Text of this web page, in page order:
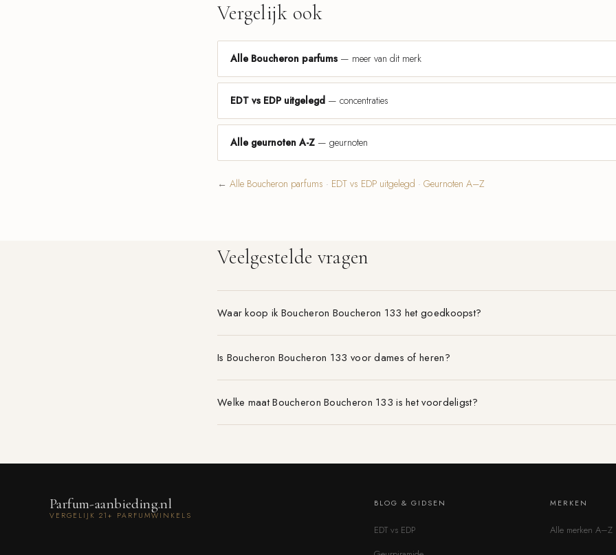
Vergelijk ook
Alle Boucheron parfums — meer van dit merk
EDT vs EDP uitgelegd — concentraties
Alle geurnoten A-Z — geurnoten
← Alle Boucheron parfums · EDT vs EDP uitgelegd · Geurnoten A–Z
Veelgestelde vragen
Waar koop ik Boucheron Boucheron 133 het goedkoopst?
Is Boucheron Boucheron 133 voor dames of heren?
Welke maat Boucheron Boucheron 133 is het voordeligst?
Parfum-aanbieding.nl
VERGELIJK 21+ PARFUMWINKELS
BLOG & GIDSEN
EDT vs EDP
MERKEN
Alle merken A–Z